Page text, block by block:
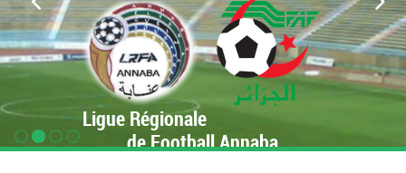
Ligue Régionale
de Football Annaba